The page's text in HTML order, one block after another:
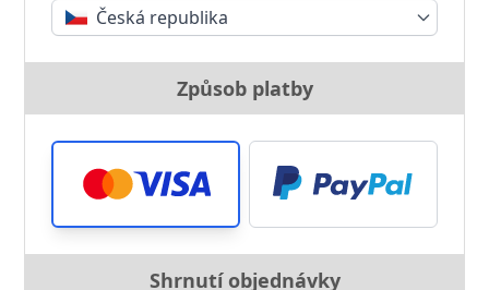
Česká republika
Způsob platby
Shrnutí objednávky